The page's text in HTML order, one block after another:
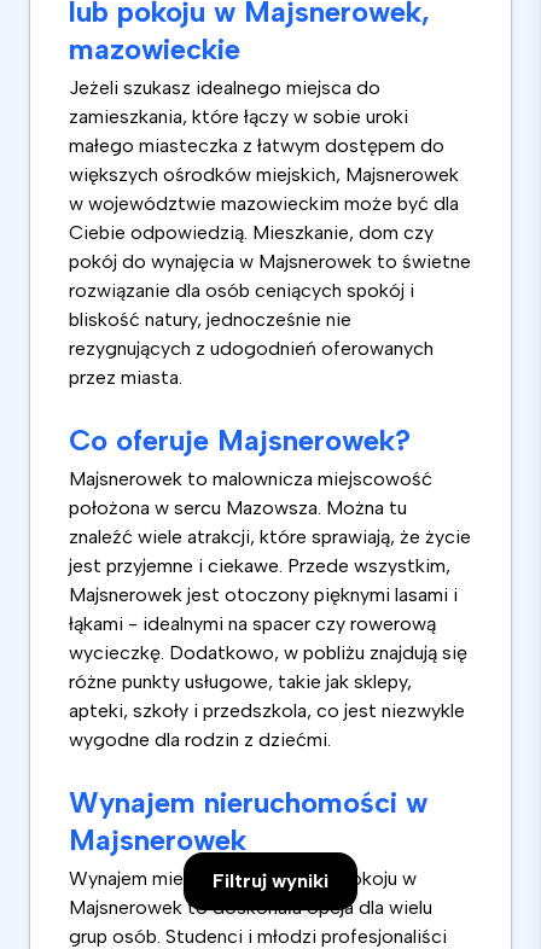
Filtruj wyniki
lub pokoju w Majsnerowek,
mazowieckie
Jeżeli szukasz idealnego miejsca do
zamieszkania, które łączy w sobie uroki
małego miasteczka z łatwym dostępem do
większych ośrodków miejskich, Majsnerowek
w województwie mazowieckim może być dla
Ciebie odpowiedzią. Mieszkanie, dom czy
pokój do wynajęcia w Majsnerowek to świetne
rozwiązanie dla osób ceniących spokój i
bliskość natury, jednocześnie nie
rezygnujących z udogodnień oferowanych
przez miasta.
Co oferuje Majsnerowek?
Majsnerowek to malownicza miejscowość
położona w sercu Mazowsza. Można tu
znaleźć wiele atrakcji, które sprawiają, że życie
jest przyjemne i ciekawe. Przede wszystkim,
Majsnerowek jest otoczony pięknymi lasami i
łąkami - idealnymi na spacer czy rowerową
wycieczkę. Dodatkowo, w pobliżu znajdują się
różne punkty usługowe, takie jak sklepy,
apteki, szkoły i przedszkola, co jest niezwykle
wygodne dla rodzin z dziećmi.
Wynajem nieruchomości w
Majsnerowek
Wynajem mieszkania, domu lub pokoju w
Majsnerowek to doskonała opcja dla wielu
grup osób. Studenci i młodzi profesjonaliści